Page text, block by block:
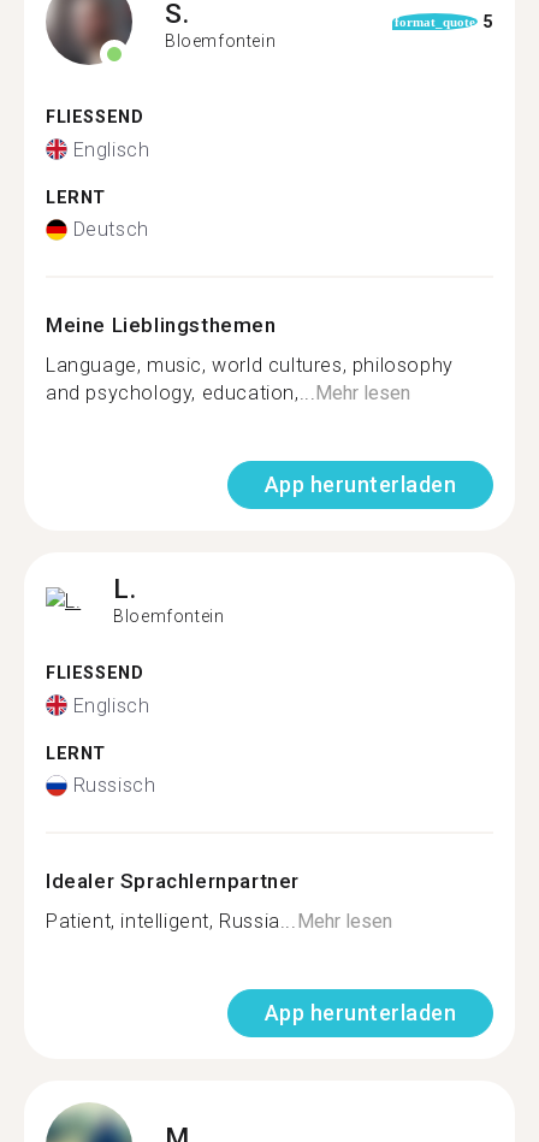
S.
Bloemfontein
format_quote 5
FLIESSEND
Englisch
LERNT
Deutsch
Meine Lieblingsthemen
Language, music, world cultures, philosophy
and psychology, education,...Mehr lesen
App herunterladen
L.
Bloemfontein
FLIESSEND
Englisch
LERNT
Russisch
Idealer Sprachlernpartner
Patient, intelligent, Russia...Mehr lesen
App herunterladen